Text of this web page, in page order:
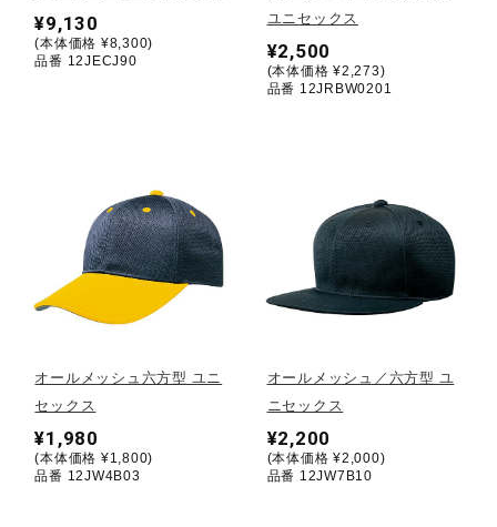
陸上競技
柔道
¥9,130
(本体価格 ¥8,300)
品番 12JECJ90
ユニセックス
¥2,500
(本体価格 ¥2,273)
品番 12JRBW0201
オールメッシュ六方型 ユニ
セックス
¥1,980
(本体価格 ¥1,800)
品番 12JW4B03
オールメッシュ／六方型 ユ
ニセックス
¥2,200
(本体価格 ¥2,000)
品番 12JW7B10